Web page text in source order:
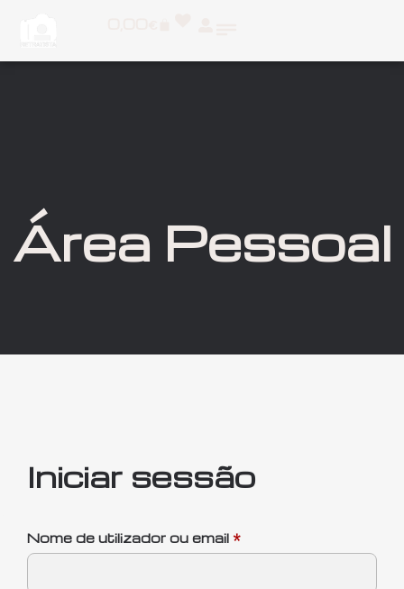
Área Pessoal
Iniciar sessão
Nome de utilizador ou email *